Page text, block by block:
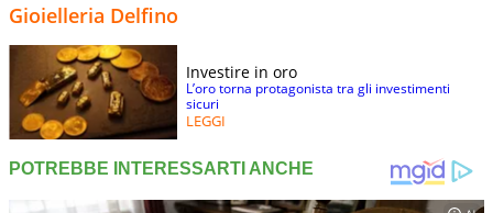
Gioielleria Delfino
Investire in oro
L’oro torna protagonista tra gli investimenti
sicuri
LEGGI